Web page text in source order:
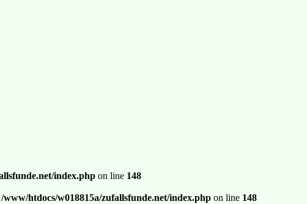
index.php on line 148
/www/htdocs/w018815a/zufallsfunde.net/index.php on line 148